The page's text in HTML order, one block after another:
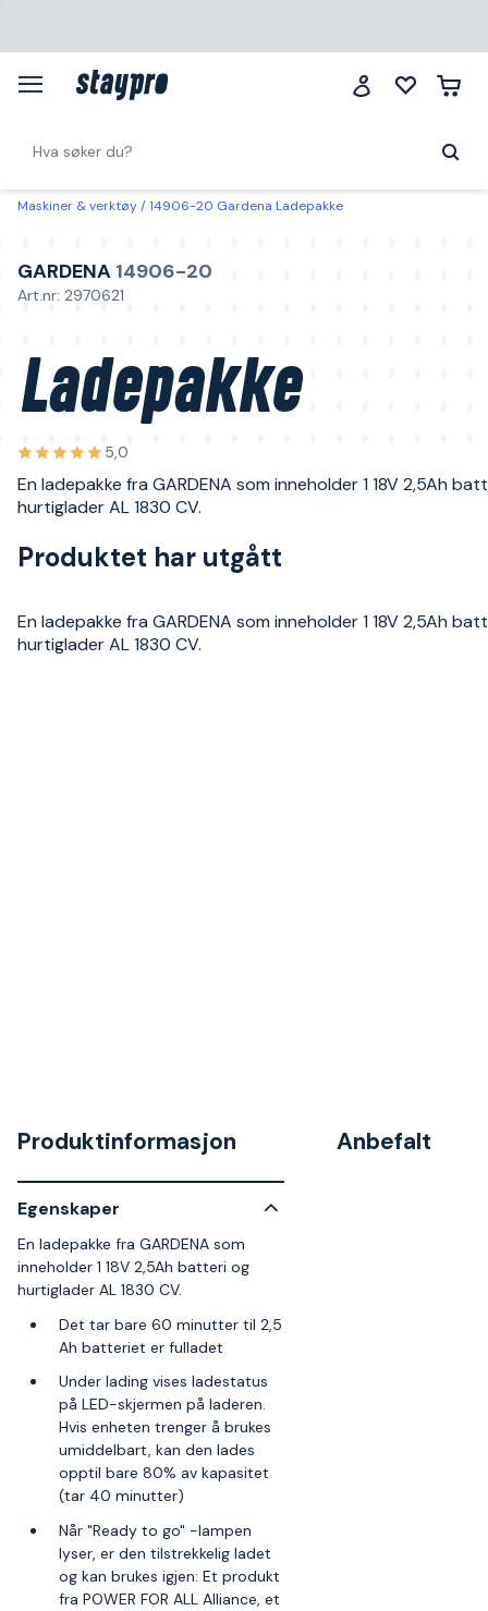
Maskiner & verktøy 14906-20 Gardena Ladepakke
GARDENA 14906-20
Art.nr: 2970621
Ladepakke
5,0
En ladepakke fra GARDENA som inneholder 1 18V 2,5Ah
hurtiglader AL 1830 CV.
Produktet har utgått
En ladepakke fra GARDENA som inneholder 1 18V 2,5Ah
hurtiglader AL 1830 CV.
Produktinformasjon
Egenskaper
En ladepakke fra GARDENA som
inneholder 1 18V 2,5Ah batteri og
hurtiglader AL 1830 CV.
Det tar bare 60 minutter til 2,5
Ah batteriet er fulladet
Under lading vises ladestatus
på LED-skjermen på laderen.
Hvis enheten trenger å brukes
umiddelbart, kan den lades
opptil bare 80% av kapasitet
(tar 40 minutter)
Når "Ready to go" -lampen
lyser, er den tilstrekkelig ladet
og kan brukes igjen: Et produkt
fra POWER FOR ALL Alliance, et
Anbefalt